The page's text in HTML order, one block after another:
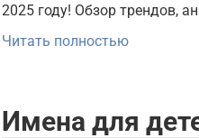
2025 году! Обзор трендов,
Читать полностью
Имена для